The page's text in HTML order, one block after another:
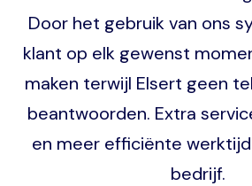
Door het gebruik van ons
klant op elk gewenst
maken terwijl Elsert geen
beantwoorden. Extra
en meer efficiënte
bedrijf.